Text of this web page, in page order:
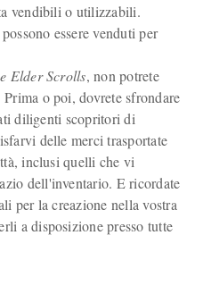
vendibili o utilizzabili.
essere venduti per
Elder Scrolls, non potrete
o poi, dovrete sfrondare
diligenti scopritori di
delle merci trasportate
inclusi quelli che vi
dell'inventario. E ricordate
per la creazione nella vostra
a disposizione presso tutte